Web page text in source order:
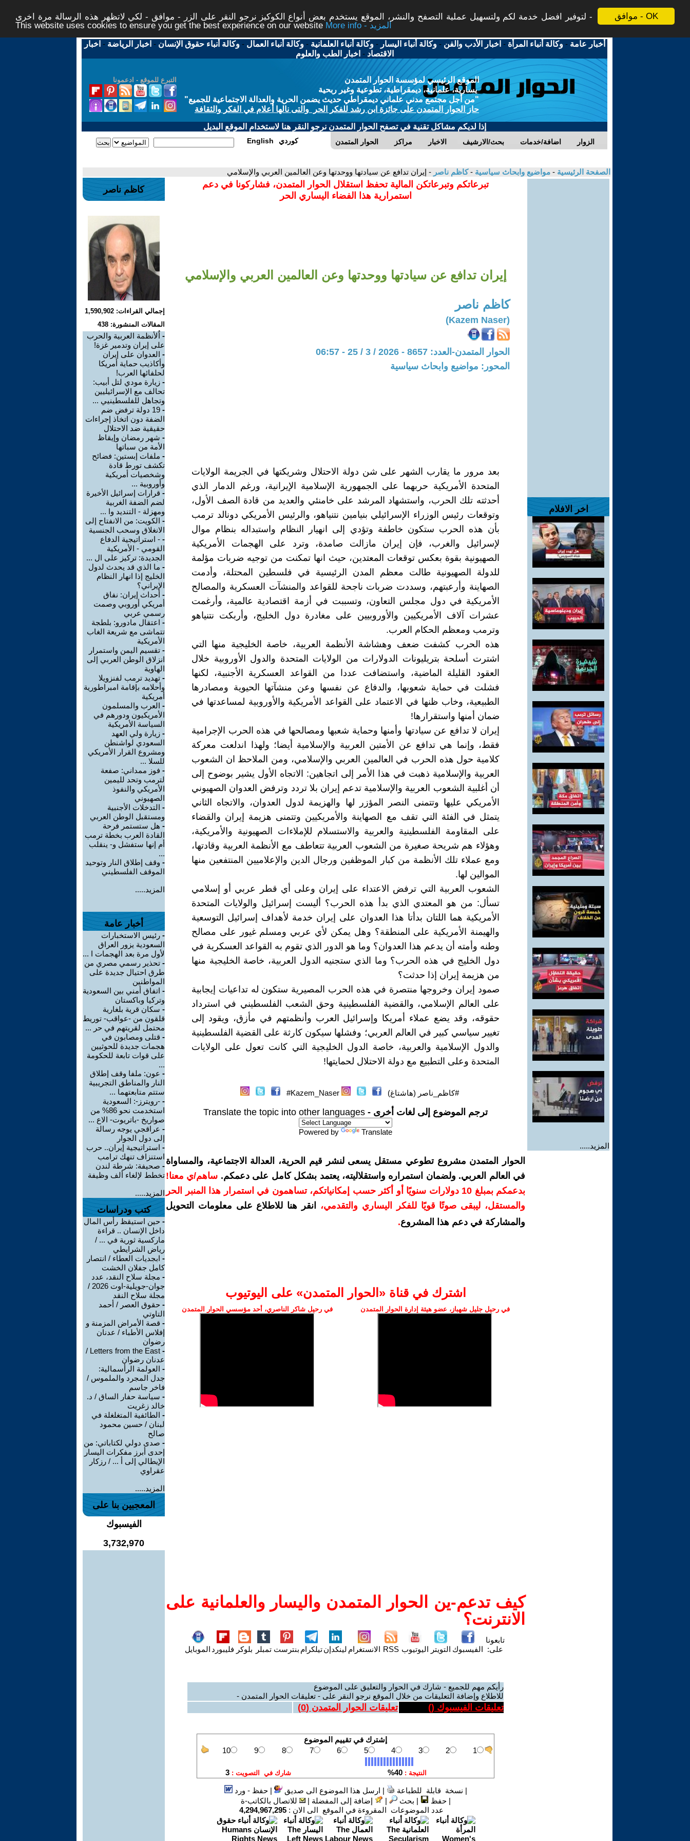
موافق - OK
لتوفير افضل خدمة لكم ولتسهيل عملية التصفح والنشر، الموقع يستخدم بعض أنواع الكوكيز نرجو النقر على الزر - موافق - لكي لاتظهر هذه الرسالة مرة اخرى -
This website uses cookies to ensure you get the best experience on our website
More info - المزيد
أخبار عامة -وكالة أنباء المرأة - اخبار الأدب والفن -وكالة أنباء اليسار -وكالة أنباء العلمانية -وكالة أنباء العمال -وكالة أنباء حقوق الإنسان - اخبار الرياضة - اخبار
الاقتصاد - اخبار الطب والعلوم
التبرع للموقع - ادعمونا
الموقع الرئيسي لمؤسسة الحوار المتمدن
يسارية، علمانية، ديمقراطية، تطوعية وغير ربحية
"من أجل مجتمع مدني علماني ديمقراطي حديث يضمن الحرية والعدالة الاجتماعية للجميع"
حاز الحوار المتمدن على جائزة ابن رشد للفكر الحر والتى نالها أعلام في الفكر والثقافة
إذا لديكم مشاكل تقنية في تصفح الحوار المتمدن نرجو النقر هنا لاستخدام الموقع البديل
الحوار المتمدن مراكز الاخبار بحث/الارشيف اضافة/خدمات الزوار English كوردي
الصفحة الرئيسية - مواضيع وابحاث سياسية -كاظم ناصر - إيران تدافع عن سيادتها ووحدتها وعن العالمين العربي والإسلامي
اخر الافلام
المزيد.....
تبرعاتكم وتبرعاتكن المالية تحفظ استقلال الحوار المتمدن، فشاركونا في دعم
استمرارية هذا الفضاء اليساري الحر
إيران تدافع عن سيادتها ووحدتها وعن العالمين العربي والإسلامي
كاظم ناصر
(Kazem Naser)
الحوار المتمدن-العدد: 8657 - 2026 / 3 / 25 - 06:57
المحور: مواضيع وابحاث سياسية
بعد مرور ما يقارب الشهر على شن دولة الاحتلال وشريكتها في الجريمة الولايات
المتحدة الأمريكية حربهما على الجمهورية الإسلامية الإيرانية، ورغم الدمار الذي
أحدثته تلك الحرب، واستشهاد المرشد على خامنئي والعديد من قادة الصف الأول،
وتوقعات رئيس الوزراء الإسرائيلي بنيامين نتنياهو، والرئيس الأمريكي دونالد ترمب
بأن هذه الحرب ستكون خاطفة وتؤدي إلى انهيار النظام واستبداله بنظام موال
لإسرائيل والغرب، فإن إيران مازالت صامدة، وترد على الهجمات الأمريكية
الصهيونية بقوة بعكس توقعات المعتدين، حيث انها تمكنت من توجيه ضربات مؤلمة
للدولة الصهيونية طالت معظم المدن الرئيسية في فلسطين المحتلة، وأدمت
الصهاينة وأرعبتهم، وسددت ضربات ناجحة للقواعد والمنشآت العسكرية والمصالح
الأمريكية في دول مجلس التعاون، وتسببت في أزمة اقتصادية عالمية، وأرغمت
عشرات آلاف الأمريكيين والأوروبيين على مغادرة دول الخليج، وأربكت نتنياهو
وترمب ومعظم الحكام العرب.
هذه الحرب كشفت ضعف وهشاشة الأنظمة العربية، خاصة الخليجية منها التي
اشترت أسلحة بتريليونات الدولارات من الولايات المتحدة والدول الأوروبية خلال
العقود القليلة الماضية، واستضافت عددا من القواعد العسكرية الأجنبية، لكنها
فشلت في حماية شعوبها، والدفاع عن نفسها وعن منشآتها الحيوية ومصادرها
الطبيعية، وخاب ظنها في الاعتماد على القواعد الأمريكية والأوروبية لمساعدتها في
ضمان أمنها واستقرارها!
إيران لا تدافع عن سيادتها وأمنها وحماية شعبها ومصالحها في هذه الحرب الإجرامية
فقط، وإنما هي تدافع عن الأمتين العربية والإسلامية أيضا؛ ولهذا اندلعت معركة
كلامية حول هذه الحرب في العالمين العربي والإسلامي، ومن الملاحظ ان الشعوب
العربية والإسلامية ذهبت في هذا الأمر إلى اتجاهين: الاتجاه الأول يشير بوضوح إلى
أن أغلبية الشعوب العربية والإسلامية تدعم إيران بلا تردد وترفض العدوان الصهيوني
الأمريكي عليها وتتمنى النصر المؤزر لها والهزيمة لدول العدوان، والاتجاه الثاني
يتمثل في الفئة التي تقف مع الصهاينة والأمريكيين وتتمنى هزيمة إيران والقضاء
على المقاومة الفلسطينية والعربية والاستسلام للإملاءات الصهيونية والأمريكية،
وهؤلاء هم شريحة صغيرة من الشعوب العربية تتعاطف مع الأنظمة العربية وقادتها،
ومع عملاء تلك الأنظمة من كبار الموظفين ورجال الدين والإعلاميين المنتفعين منها
الموالين لها.
الشعوب العربية التي ترفض الاعتداء على إيران وعلى أي قطر عربي أو إسلامي
تسأل: من هو المعتدي الذي بدأ هذه الحرب؟ أليست إسرائيل والولايات المتحدة
الأمريكية هما اللتان بدأتا هذا العدوان على إيران خدمة لأهداف إسرائيل التوسعية
والهيمنة الأمريكية على المنطقة؟ وهل يمكن لأي عربي ومسلم غيور على مصالح
وطنه وأمته أن يدعم هذا العدوان؟ وما هو الدور الذي تقوم به القواعد العسكرية في
دول الخليج في هذه الحرب؟ وما الذي ستجنيه الدول العربية، خاصة الخليجية منها
من هزيمة إيران إذا حدثت؟
صمود إيران وخروجها منتصرة في هذه الحرب المصيرية ستكون له تداعيات إيجابية
على العالم الإسلامي، والقضية الفلسطينية وحق الشعب الفلسطيني في استرداد
حقوقه، وقد يضع عملاء أمريكا وإسرائيل العرب وأنظمتهم في مأزق، ويقود إلى
تغيير سياسي كبير في العالم العربي؛ وفشلها سيكون كارثة على القضية الفلسطينية
والدول الإسلامية والعربية، خاصة الدول الخليجية التي كانت تعول على الولايات
المتحدة وعلى التطبيع مع دولة الاحتلال لحمايتها!
#كاظم_ناصر (هاشتاغ) Kazem_Naser#
ترجم الموضوع إلى لغات أخرى - Translate the topic into other languages
Powered by Translate
الحوار المتمدن مشروع تطوعي مستقل يسعى لنشر قيم الحرية، العدالة الاجتماعية، والمساواة
في العالم العربي. ولضمان استمراره واستقلاليته، يعتمد بشكل كامل على دعمكم. ساهم/ي معنا!
بدعمكم بمبلغ 10 دولارات سنويًا أو أكثر حسب إمكانياتكم، تساهمون في استمرار هذا المنبر الحر
والمستقل، ليبقى صوتًا قويًا للفكر اليساري والتقدمي،
انقر هنا للاطلاع على معلومات التحويل
والمشاركة في دعم هذا المشروع.
اشترك في قناة ‫«الحوار المتمدن» على اليوتيوب
في رحيل جليل شهباز، عضو هيئة إدارة الحوار المتمدن في رحيل شاكر الناصري، أحد مؤسسي الحوار المتمدن
كيف تدعم-ين الحوار المتمدن واليسار والعلمانية على
الانترنت؟
تابعونا
على: الفيسبوك التويتر اليوتيوب RSS الانستغرام لينكدإنتيلكرام بنترست تمبلر بلوكر فليبورد الموبايل
رأيكم مهم للجميع - شارك في الحوار والتعليق على الموضوع
للاطلاع وإضافة التعليقات من خلال الموقع نرجو النقر على - تعليقات الحوار المتمدن -
تعليقات الفيسبوك () تعليقات الحوار المتمدن (0
)
| نسخة قابلة للطباعة | ارسل هذا الموضوع الى صديق |حفظ - ورد
|حفظ | بحث | إضافة إلى المفضلة |
للاتصال بالكاتب-ة
عدد الموضوعات المقروءة في الموقع الى الان : 4,294,967,295
كاظم ناصر
إجمالي القراءات: 1,590,902
المقالات المنشورة: 438
- اٌلأنظمة العربية والحرب
على إيران وتدمير غزة!
- العدوان على إيران
وأكاذيب حماية أمريكا
لحلفائها العرب!
- زيارة مودي لتل أبيب:
تحالف مع الإسرائيليين
وتجاهل للفلسطينيي ...
-
19 دولة ترفض ضم
الضفة دون اتخاذ إجراءات
حقيقية ضد الاحتلال
- شهر رمضان وإيقاظ
الأمة من سباتها
- ملفات إبستين: فضائح
تكشف تورط قادة
وشخصيات أمريكية
وأوروبية ...
- قرارات إسرائيل الأخيرة
لضم الضفة الغربية
ومهزلة - التنديد وا ...
- الكويت: من الانفتاح إلى
الانغلاق وسحب الجنسية
- - استراتيجية الدفاع
القومي - الأمريكية
الجديدة: تركيز على ال ...
- ما الذي قد يحدث لدول
الخليج إذا انهار النظام
الإيراني؟
- أحداث إيران: نفاق
أمريكي أوروبي وصمت
رسمي عربي
- اعتقال مادورو: بلطجة
تتماشى مع شريعة الغاب
الأمريكية
- تقسيم اليمن واستمرار
انزلاق الوطن العربي إلى
الهاوية
- تهديد ترمب لفنزويلا
وأحلامه بإقامة امبراطورية
أمريكية
- العرب والمسلمون
الأمريكيون ودورهم في
السياسة الأمريكية
- زيارة ولي العهد
السعودي لواشنطن
ومشروع القرار الأمريكي
للسلا ...
- فوز ممداني: صفعة
لترمب وتحد لليمين
الأمريكي والنفوذ
الصهيوني
- التدخلات الأجنبية
ومستقبل الوطن العربي
- هل ستستمر فرحة
القادة العرب بخطة ترمب
أم إنها ستفشل و- ينقلب
...
- وقف إطلاق النار وتوحيد
الموقف الفلسطيني
المزيد.....
أخبار عامة
- رئيس الاستخبارات
السعودية يزور العراق
لأول مرة بعد الهجمات ا ...
- تحذير رسمي مصري من
طرق احتيال جديدة على
المواطنين
- اتفاق أمني بين السعودية
وتركيا وباكستان
- سكان قرية بلغارية
قلقون من -عواقب- توريط
محتمل لقريتهم في حر ...
- قتلى ومصابون في
هجمات جديدة للحوثيين
على قوات تابعة للحكومة
...
- عون: ملفا وقف إطلاق
النار والمناطق التجريبية
ستتم متابعتهما ...
- -رويترز-: السعودية
استخدمت نحو 86% من
صواريخ -باتريوت- الاع ...
- عراقجي يوجه رسالة
إلى دول الجوار
- استراتيجية إيران.. حرب
استنزاف تنهك ترامب
- صحيفة: شرطة لندن
تخطط لإلغاء ألف وظيفة
المزيد.....
كتب ودراسات
- حين استيقظ رأس المال
داخل الإنسان .. قراءة
ماركسية ثورية في ... /
رياض الشرايطي
- ابجديات العطاء / انتصار
كامل جفلان الخشت
- مجلة سلاح النقد، عدد
جوان-جويلية-اوت 2026 /
مجلة سلاح النقد
- حقوق العصر / أحمد
التاوتي
- قصة الأمراض المزمنة و
إفلاس الأطباء / عدنان
رضوان
-
Letters from the East /
عدنان رضوان
- العولمة الرأسمالية:
جدل المجرد والملموس /
فاخر جاسم
- سياسة حفار الساق / د.
خالد زغريت
- الطائفية المتغلغلة في
لبنان / حسين محمود
صالح
- صدى دولي لكتاباتي: من
إحدى أبرز مفكرات اليسار
الإيطالي إلى أ ... / رزكار
عقراوي
المزيد.....
المعجبين بنا على
الفيسبوك
3,732,970